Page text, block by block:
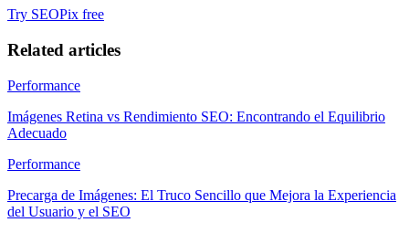
Try SEOPix free
Related articles
Performance
Imágenes Retina vs Rendimiento SEO: Encontrando el Equilibrio
Adecuado
Performance
Precarga de Imágenes: El Truco Sencillo que Mejora la Experiencia
del Usuario y el SEO